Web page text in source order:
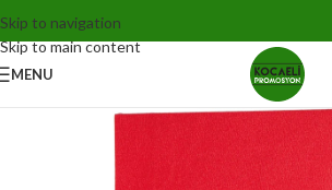
Skip to navigation
Skip to main content
MENU